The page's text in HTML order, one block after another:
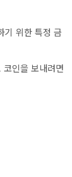
기 위한 특정 금
인을 보내려면